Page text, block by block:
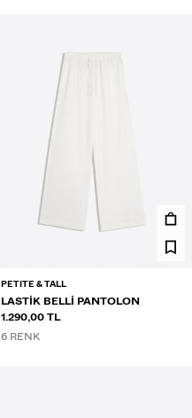
PETITE & TALL
LASTIK BELLI PANTOLON
1.290,00 TL
6 RENK